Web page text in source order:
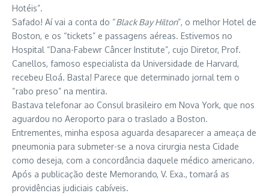
Hotéis”.
Safado! Aí vai a conta do “Black Bay Hilton”, o melhor Hotel de
Boston, e os “tickets” e passagens aéreas. Estivemos no
Hospital “Dana-Fabewr Câncer Institute”, cujo Diretor, Prof.
Canellos, famoso especialista da Universidade de Harvard,
recebeu Eloá. Basta! Parece que determinado jornal tem o
“rabo preso” na mentira.
Bastava telefonar ao Consul brasileiro em Nova York, que nos
aguardou no Aeroporto para o traslado a Boston.
Entrementes, minha esposa aguarda desaparecer a ameaça de
pneumonia para submeter-se a nova cirurgia nesta Cidade
como deseja, com a concordância daquele médico americano.
Após a publicação deste Memorando, V. Exa., tomará as
providências judiciais cabíveis.